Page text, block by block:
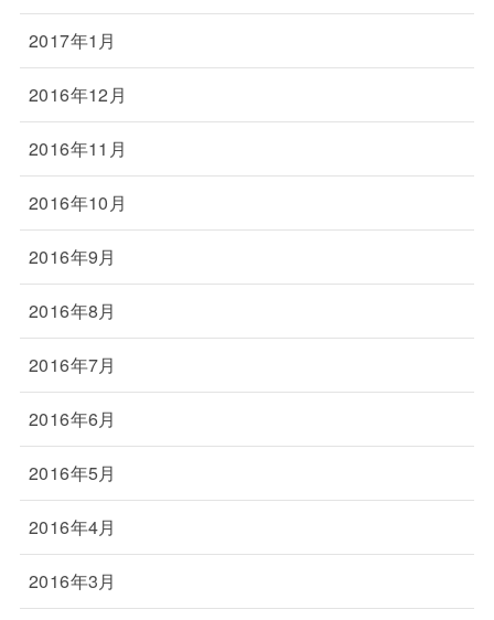
2017年1月
2016年12月
2016年11月
2016年10月
2016年9月
2016年8月
2016年7月
2016年6月
2016年5月
2016年4月
2016年3月